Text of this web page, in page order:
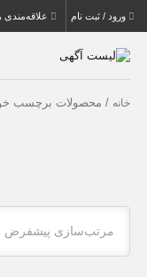
ورود / ثبت نام علاقه‌مندی
خانه / محصولات برچسب
مرتب‌سازی پیشفرض